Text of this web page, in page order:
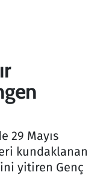
29 Mayıs
kundaklanan
yitiren Genç